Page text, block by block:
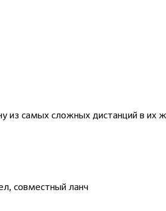
самых сложных дистанций в их
совместный ланч